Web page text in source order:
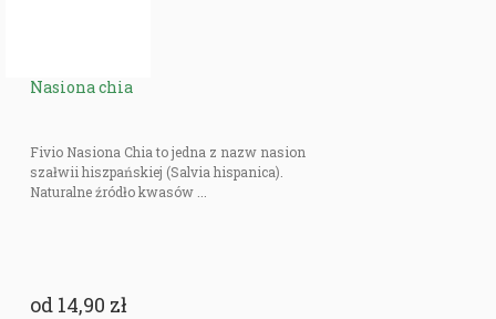
Nasiona chia
Fivio Nasiona Chia to jedna z nazw nasion
szałwii hiszpańskiej (Salvia hispanica).
Naturalne źródło kwasów ...
od 14,90 zł